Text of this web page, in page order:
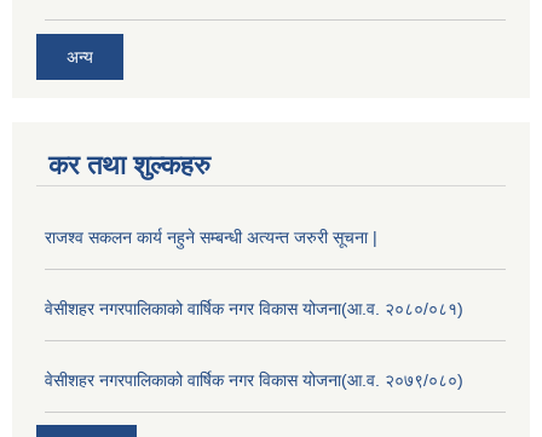
अन्य
कर तथा शुल्कहरु
राजश्व सकलन कार्य नहुने सम्बन्धी अत्यन्त जरुरी सूचना |
वेसीशहर नगरपालिकाको वार्षिक नगर विकास योजना(आ.व. २०८०/०८१)
वेसीशहर नगरपालिकाको वार्षिक नगर विकास योजना(आ.व. २०७९/०८०)